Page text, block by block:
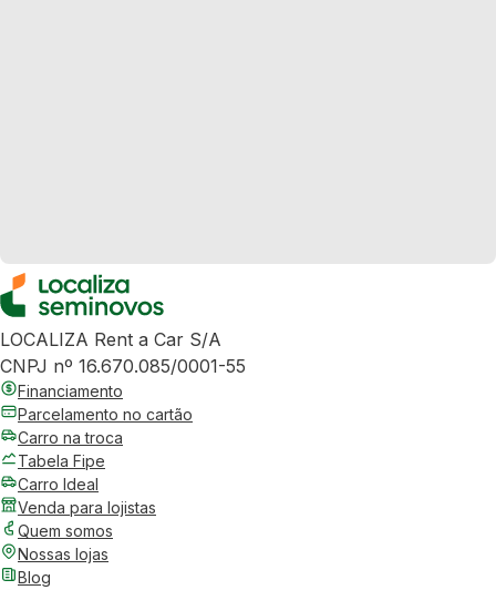
LOCALIZA Rent a Car S/A
CNPJ nº 16.670.085/0001-55
Financiamento
Parcelamento no cartão
Carro na troca
Tabela Fipe
Carro Ideal
Venda para lojistas
Quem somos
Nossas lojas
Blog